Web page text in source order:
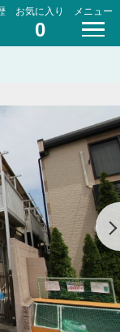
お気に入り
0
メニュー